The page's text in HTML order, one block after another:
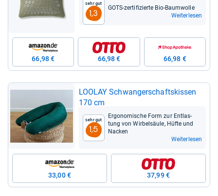
Sehr gut
1,3
GOTS-​zer­ti­fi­zierte Bio-​Baum­wolle
Weiterlesen
66,98 € 66,98 € 66,98 €
LOO­LAY Schwan­ger­schafts­kis­sen
170 cm
Sehr gut
1,5
Ergo­no­mi­sche Form zur Ent­las­
tung von Wir­bel­säule, Hüfte und
Nacken
Weiterlesen
33,00 € 37,99 €